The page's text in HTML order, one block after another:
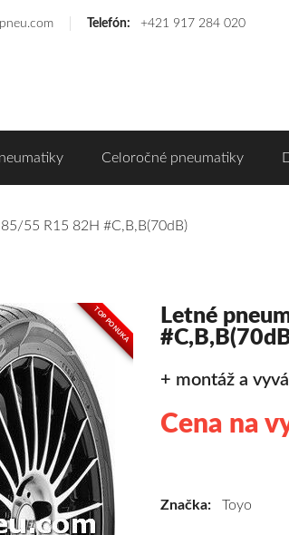
Telefón: +421 917 284 020
Celoročné pneumatiky
55 R15 82H #C,B,B(70dB)
TOP PONUKA
Letné
+ montáž a
Cena na
Značka: Toyo